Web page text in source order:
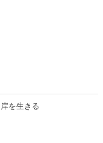
を生きる